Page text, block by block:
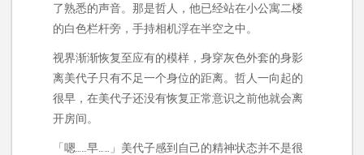
了熟悉的声音。那是哲人，他已经站在小公寓二楼
的白色栏杆旁，手持相机浮在半空之中。
视界渐渐恢复至应有的模样，身穿灰色外套的身影
离美代子只有不足一个身位的距离。哲人一向起的
很早，在美代子还没有恢复正常意识之前他就会离
开房间。
「嗯……早……」美代子感到自己的精神状态并不是很